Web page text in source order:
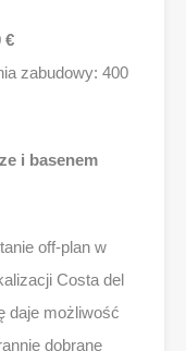
€
zabudowy: 400
i basenem
off-plan w
Costa del
daje możliwość
dobrane